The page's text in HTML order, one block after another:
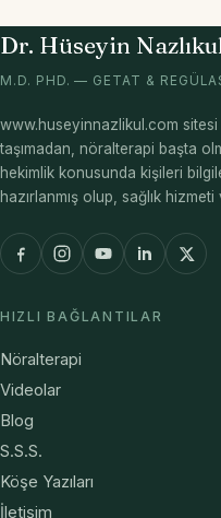
Dr. Hüseyin
M.D. PHD. — GETAT &
www.huseyinnazlikul.com
taşımadan, nöralterapi başta
hekimlik konusunda kişileri
hazırlanmış olup, sağlık
HIZLI BAĞLANTILAR
Nöralterapi
Videolar
Blog
S.S.S.
Köşe Yazıları
İletişim